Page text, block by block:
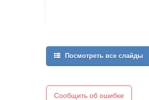
Посмотреть все слайды
Сообщить об ошибке